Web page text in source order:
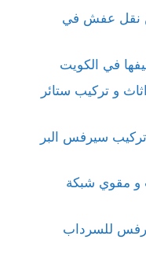
نقل عفش في
في الكويت
و تركيب ستائر
سيرفس البر
مقوي شبكة
للسرداب